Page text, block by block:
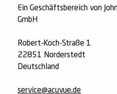
Ein Geschäftsbereich von
GmbH
Robert-Koch-Straße 1
22851 Norderstedt
Deutschland
service@acuvue.de